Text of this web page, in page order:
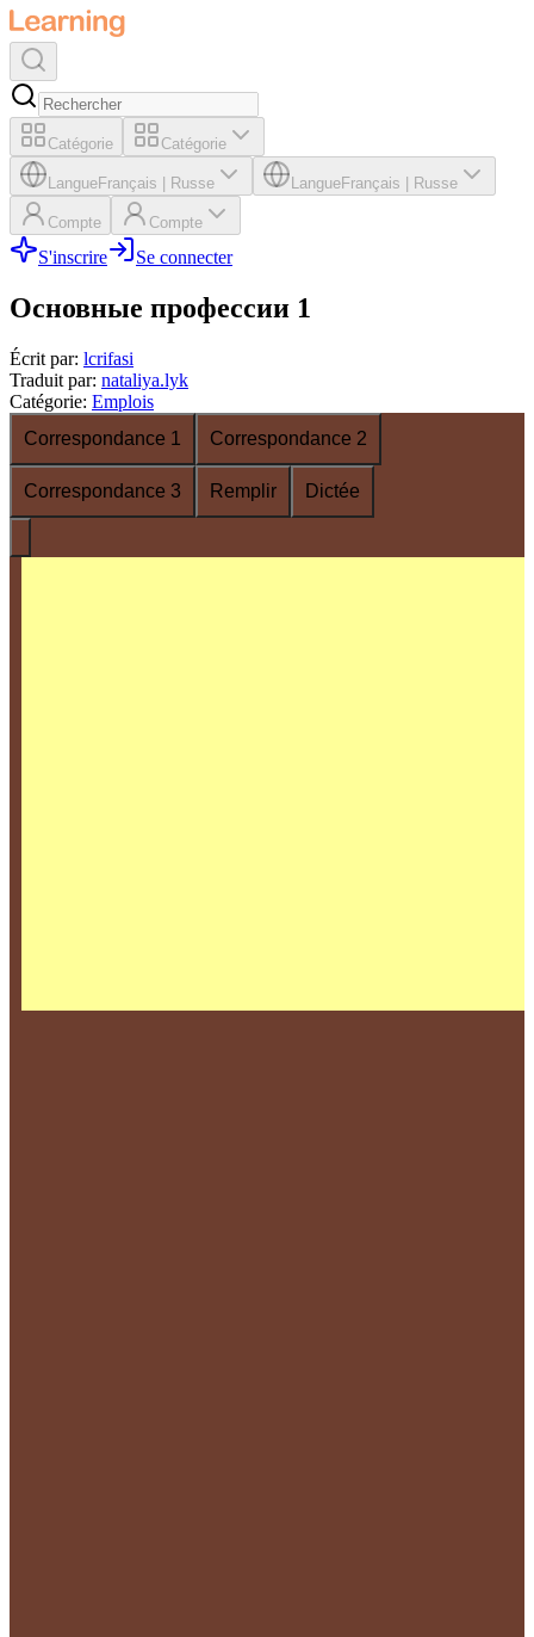
Catégorie Catégorie
LangueFrançais Russe LangueFrançais Russe
Compte Compte
S'inscrire Se connecter
Основные профессии 1
Écrit par: lcrifasi
Traduit par: nataliya.lyk
Catégorie: Emplois
Correspondance 1
Correspondance 2
Correspondance 3 Remplir Dictée